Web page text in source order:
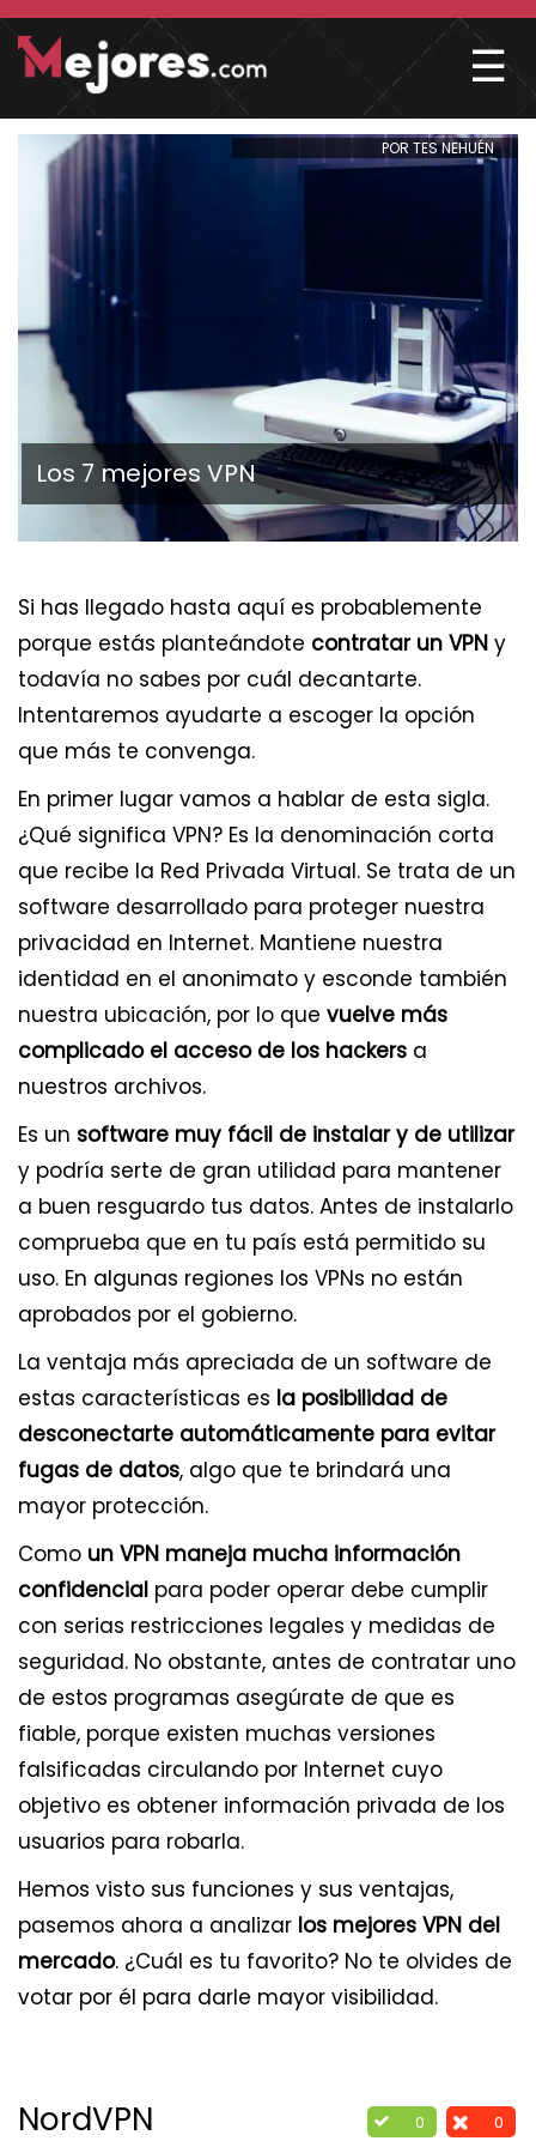
☰
POR TES NEHUÉN
Los 7 mejores VPN
Si has llegado hasta aquí es probablemente
porque estás planteándote contratar un VPN y
todavía no sabes por cuál decantarte.
Intentaremos ayudarte a escoger la opción
que más te convenga.
En primer lugar vamos a hablar de esta sigla.
¿Qué significa VPN? Es la denominación corta
que recibe la Red Privada Virtual. Se trata de un
software desarrollado para proteger nuestra
privacidad en Internet. Mantiene nuestra
identidad en el anonimato y esconde también
nuestra ubicación, por lo que vuelve más
complicado el acceso de los hackers a
nuestros archivos.
Es un software muy fácil de instalar y de utilizar
y podría serte de gran utilidad para mantener
a buen resguardo tus datos. Antes de instalarlo
comprueba que en tu país está permitido su
uso. En algunas regiones los VPNs no están
aprobados por el gobierno.
La ventaja más apreciada de un software de
estas características es la posibilidad de
desconectarte automáticamente para evitar
fugas de datos, algo que te brindará una
mayor protección.
Como un VPN maneja mucha información
confidencial para poder operar debe cumplir
con serias restricciones legales y medidas de
seguridad. No obstante, antes de contratar uno
de estos programas asegúrate de que es
fiable, porque existen muchas versiones
falsificadas circulando por Internet cuyo
objetivo es obtener información privada de los
usuarios para robarla.
Hemos visto sus funciones y sus ventajas,
pasemos ahora a analizar los mejores VPN del
mercado. ¿Cuál es tu favorito? No te olvides de
votar por él para darle mayor visibilidad.
0 0
NordVPN